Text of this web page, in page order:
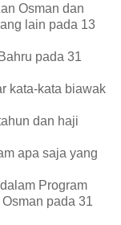
Osman dan
lain pada 13
pada 31
kata-kata biawak
dan haji
apa saja yang
Program
pada 31